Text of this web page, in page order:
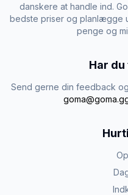
danskere at handle ind.
bedste priser og planlægge
penge og
Har
Send gerne din feedback